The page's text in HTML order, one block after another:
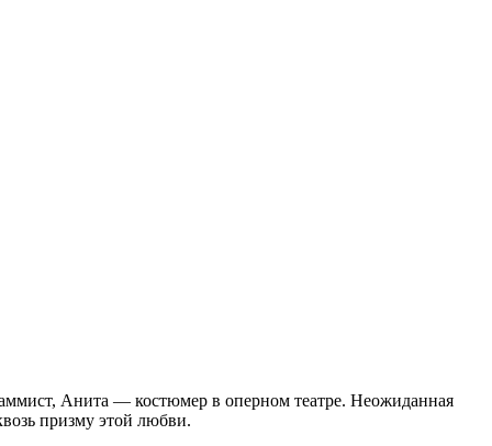
Анита — костюмер в оперном театре. Неожиданная
призму этой любви.